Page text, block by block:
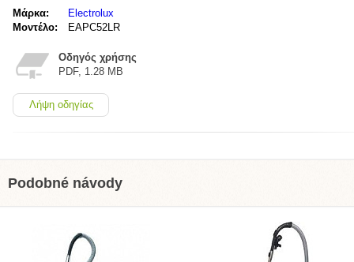
Μάρκα:
Electrolux
Μοντέλο:
EAPC52LR
Οδηγός χρήσης
PDF, 1.28 MB
Λήψη οδηγίας
Podobné návody